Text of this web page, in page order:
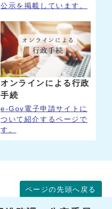
公示を掲載しています。
オンラインによる行政
手続
e-Gov電子申請サイトに
ついて紹介するページで
す。
ページの先頭へ戻る